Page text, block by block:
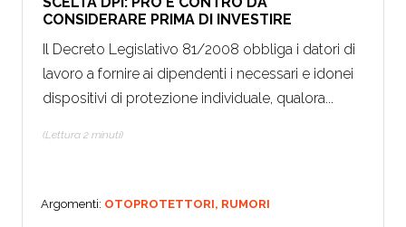
CONSIDERARE PRIMA DI INVESTIRE
Il Decreto Legislativo 81/2008 obbliga i datori di
lavoro a fornire ai dipendenti i necessari e idonei
dispositivi di protezione individuale, qualora...
(Lettura 2 minuti)
Argomenti: OTOPROTETTORI, RUMORI